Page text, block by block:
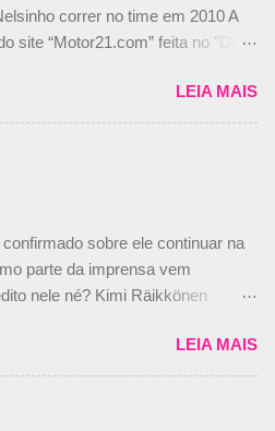
correr no time em 2010 A
site “Motor21.com” feita no "Día
que Nelson Piquet havia
das ações da Campos, dando,
lugar no time a Nelsinho Piquet,
de uma vez por todas por
diretor da escuderia. O
de Bruno Senna em
nós recebemos uma oferta
Audetto. “Mas depois de ter
explicou, dizendo ainda que
contra o filho do tricampeão
“Ele é um bom piloto, rápido e
LEIA MAIS
sobre ele continuar na
parte da imprensa vem
nele né? Kimi Räikkönen
in my contract so that’s
it’s not true." #Kimi7 #EifelGP
77EDVn39Ia — Kimi
LEIA MAIS